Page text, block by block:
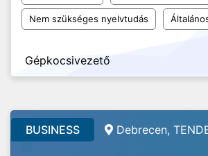
Nem szükséges nyelvtudás
Gépkocsivezető
BUSINESS Debrecen,